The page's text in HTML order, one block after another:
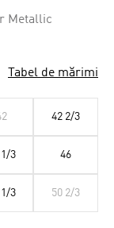
Metallic
Tabel de mărimi
42 2/3
3 46
3 50 2/3